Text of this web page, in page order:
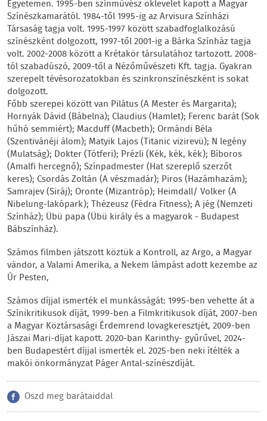
Egyetemen. 1995-ben színművész oklevelet kapott a Magyar
Színészkamarától. 1984-től 1995-ig az Arvisura Színházi
Társaság tagja volt. 1995-1997 között szabadfoglalkozású
színészként dolgozott, 1997-től 2001-ig a Bárka Színház tagja
volt. 2002-2008 között a Krétakör társulatához tartozott. 2008-
tól szabadúszó, 2009-től a Nézőművészeti Kft. tagja. Gyakran
szerepelt tévésorozatokban és szinkronszínészként is sokat
dolgozott.
Főbb szerepei között van Pilátus (A Mester és Margarita);
Hornyák Dávid (Bábelna); Claudius (Hamlet); Ferenc barát (Sok
hűhó semmiért); Macduff (Macbeth); Ormándi Béla
(Szentivánéji álom); Matyik Lajos (Titanic vizirevü); N legény
(Mulatság); Dokter (Tótferi); Prézli (Kék, kék, kék); Bíboros
(Amalfi hercegnő); Színpadmester (Hat szereplő szerzőt
keres); Csordás Zoltán (A vészmadár); Piros (Hazámhazám);
Samrajev (Siráj); Oronte (Mizantróp); Heimdall/ Volker (A
Nibelung-lakópark); Thézeusz (Fédra Fitness); A jég (Nemzeti
Színház); Übü papa (Übü király és a magyarok - Budapest
Bábszínház).
Számos filmben játszott köztük a Kontroll, az Argo, a Magyar
vándor, a Valami Amerika, a Nekem lámpást adott kezembe az
Úr Pesten,
Számos díjjal ismerték el munkásságát: 1995-ben vehette át a
Színikritikusok díját, 1999-ben a Filmkritikusok díját, 2007-ben
a Magyar Köztársasági Érdemrend lovagkeresztjét, 2009-ben
Jászai Mari-díjat kapott. 2020-ban Karinthy- gyűrűvel, 2024-
ben Budapestért díjjal ismerték el. 2025-ben neki ítélték a
makói önkormányzat Páger Antal-színészdíját.
Oszd meg barátaiddal